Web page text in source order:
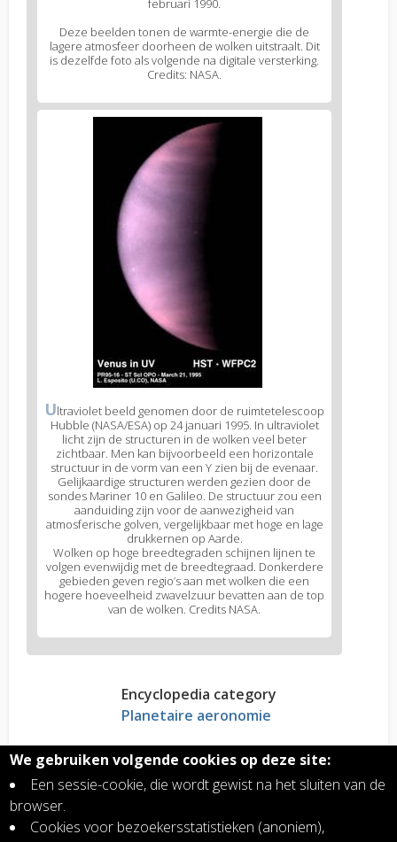
februari 1990.
Deze beelden tonen de warmte-energie die de
lagere atmosfeer doorheen de wolken uitstraalt. Dit
is dezelfde foto als volgende na digitale versterking.
Credits: NASA.
Ultraviolet beeld genomen door de ruimtetelescoop
Hubble (NASA/ESA) op 24 januari 1995. In ultraviolet
licht zijn de structuren in de wolken veel beter
zichtbaar. Men kan bijvoorbeeld een horizontale
structuur in de vorm van een Y zien bij de evenaar.
Gelijkaardige structuren werden gezien door de
sondes Mariner 10 en Galileo. De structuur zou een
aanduiding zijn voor de aanwezigheid van
atmosferische golven, vergelijkbaar met hoge en lage
drukkernen op Aarde.
Wolken op hoge breedtegraden schijnen lijnen te
volgen evenwijdig met de breedtegraad. Donkerdere
gebieden geven regio’s aan met wolken die een
hogere hoeveelheid zwavelzuur bevatten aan de top
van de wolken. Credits NASA.
Encyclopedia category
Planetaire aeronomie
Read more?
Venus, tweelingzus van de Aarde? Vergelijking
van de eigenschappen
We gebruiken volgende cookies op deze site:
Een sessie-cookie, die wordt gewist na het sluiten van de
browser.
Cookies voor bezoekersstatistieken (anoniem),